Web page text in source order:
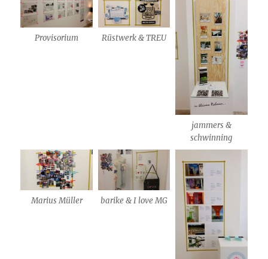
Provisorium Rüstwerk & TREU
jammers &
schwinning
Marius Müller barike & I love MG